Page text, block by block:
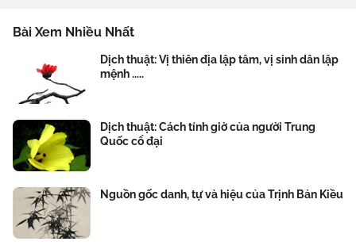
Bài Xem Nhiều Nhất
Dịch thuật: Vị thiên địa lập tâm, vị sinh dân lập
mệnh .....
Dịch thuật: Cách tính giờ của người Trung
Quốc cổ đại
Nguồn gốc danh, tự và hiệu của Trịnh Bản Kiều